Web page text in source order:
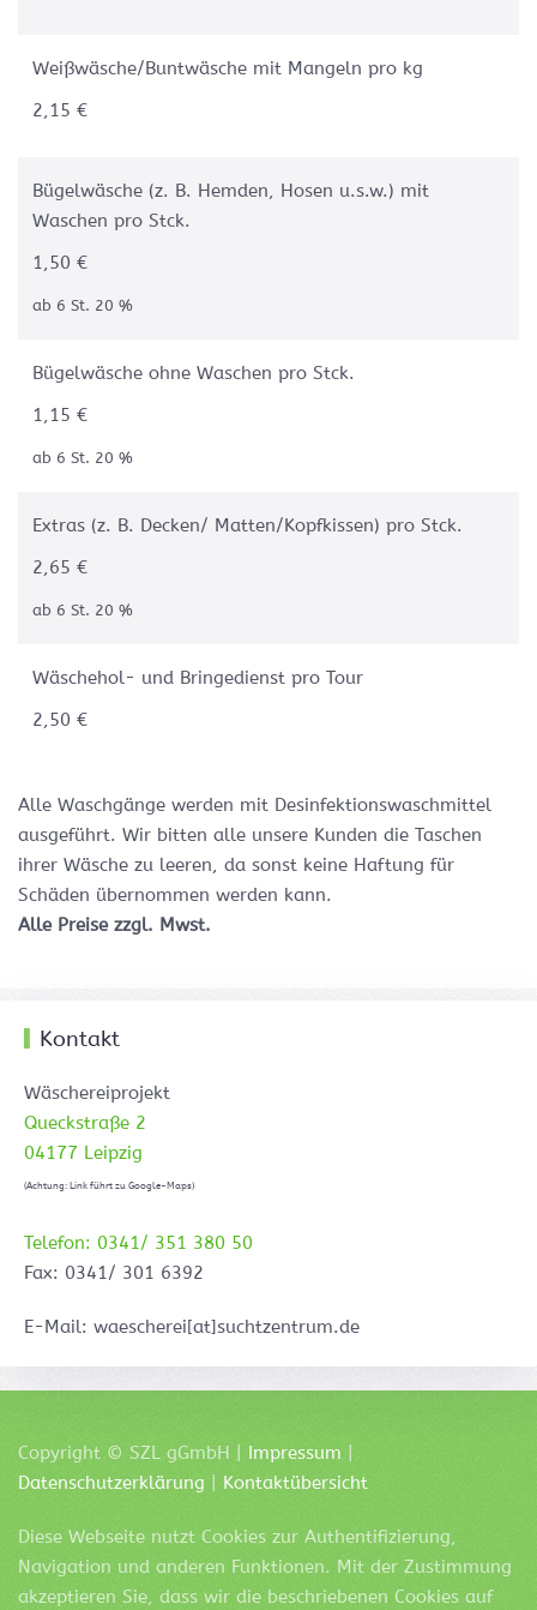
Weißwäsche/Buntwäsche mit Mangeln pro kg
2,15 €
Bügelwäsche (z. B. Hemden, Hosen u.s.w.) mit
Waschen pro Stck.
1,50 €
ab 6 St. 20 %
Bügelwäsche ohne Waschen pro Stck.
1,15 €
ab 6 St. 20 %
Extras (z. B. Decken/ Matten/Kopfkissen) pro Stck.
2,65 €
ab 6 St. 20 %
Wäschehol- und Bringedienst pro Tour
2,50 €
Alle Waschgänge werden mit Desinfektionswaschmittel
ausgeführt. Wir bitten alle unsere Kunden die Taschen
ihrer Wäsche zu leeren, da sonst keine Haftung für
Schäden übernommen werden kann.
Alle Preise zzgl. Mwst.
Kontakt
Wäschereiprojekt
Queckstraße 2
04177 Leipzig
(Achtung: Link führt zu Google-Maps)
Telefon: 0341/ 351 380 50
Fax: 0341/ 301 6392
E-Mail: waescherei[at]suchtzentrum.de
Copyright © SZL gGmbH | Impressum
Datenschutzerklärung
Kontaktübersicht
Diese Webseite nutzt Cookies zur Authentifizierung,
Navigation und anderen Funktionen. Mit der Zustimmung
akzeptieren Sie, dass wir die beschriebenen Cookies auf